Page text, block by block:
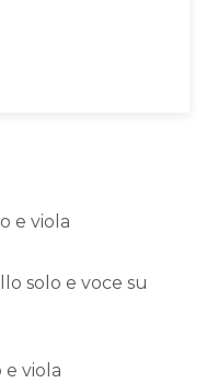
e viola
solo e voce su
viola